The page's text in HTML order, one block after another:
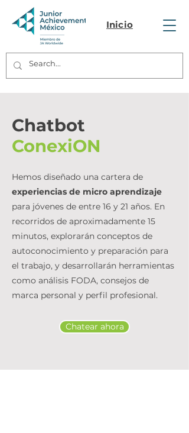
Inicio
Chatbot
ConexiON
Hemos diseñado una cartera de
experiencias de micro aprendizaje
para jóvenes de entre 16 y 21 años. En
recorridos de aproximadamente 15
minutos, explorarán conceptos de
autoconocimiento y preparación para
el trabajo, y desarrollarán herramientas
como análisis FODA, consejos de
marca personal y perfil profesional.
Chatear ahora